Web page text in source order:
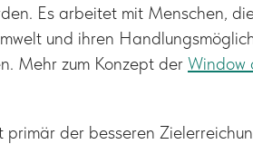
Es arbeitet mit Menschen,
und ihren
Mehr zum Konzept der Window
der besseren